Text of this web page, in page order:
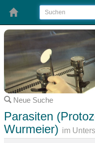
Neue Suche
Parasiten
Wurmeier) im